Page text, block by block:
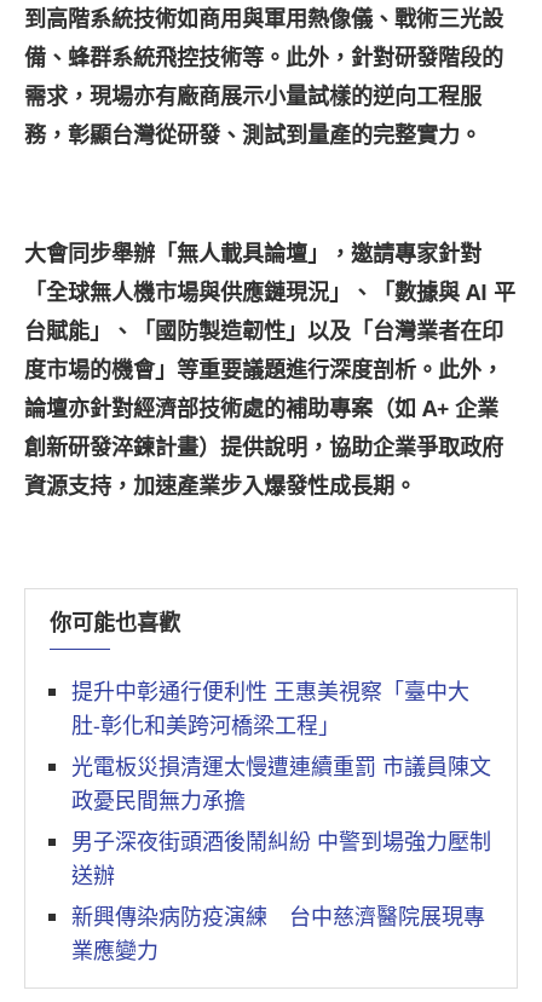
到高階系統技術如商用與軍用熱像儀、戰術三光設
備、蜂群系統飛控技術等。此外，針對研發階段的
需求，現場亦有廠商展示小量試樣的逆向工程服
務，彰顯台灣從研發、測試到量產的完整實力。
大會同步舉辦「無人載具論壇」，邀請專家針對
「全球無人機市場與供應鏈現況」、「數據與 AI 平
台賦能」、「國防製造韌性」以及「台灣業者在印
度市場的機會」等重要議題進行深度剖析。此外，
論壇亦針對經濟部技術處的補助專案（如 A+ 企業
創新研發淬鍊計畫）提供說明，協助企業爭取政府
資源支持，加速產業步入爆發性成長期。
你可能也喜歡
提升中彰通行便利性 王惠美視察「臺中大
肚-彰化和美跨河橋梁工程」
光電板災損清運太慢遭連續重罰 市議員陳文
政憂民間無力承擔
男子深夜街頭酒後鬧糾紛 中警到場強力壓制
送辦
新興傳染病防疫演練 台中慈濟醫院展現專
業應變力